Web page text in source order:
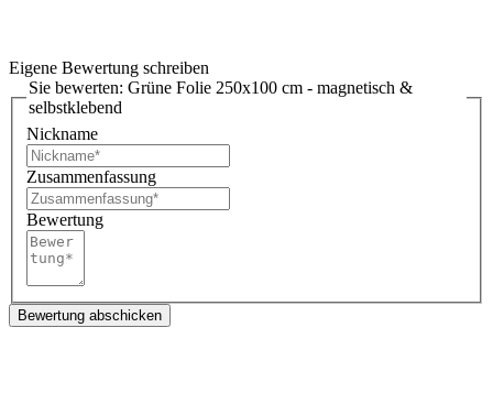
Eigene Bewertung schreiben
Sie bewerten: Grüne Folie 250x100 cm - magnetisch &
selbstklebend
Nickname
Zusammenfassung
Bewertung
Bewertung abschicken